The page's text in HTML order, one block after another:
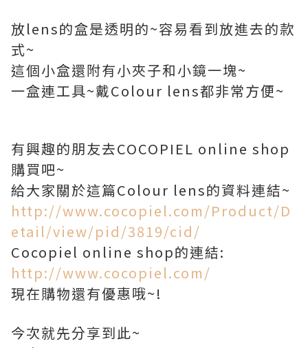
放lens的盒是透明的~容易看到放進去的款
式~
這個小盒還附有小夾子和小鏡一塊~
一盒連工具~戴Colour lens都非常方便~
有興趣的朋友去COCOPIEL online shop
購買吧~
給大家關於這篇Colour lens的資料連結~
http://www.cocopiel.com/Product/D
etail/view/pid/3819/cid/
Cocopiel online shop的連結:
http://www.cocopiel.com/
現在購物還有優惠哦~!
今次就先分享到此~